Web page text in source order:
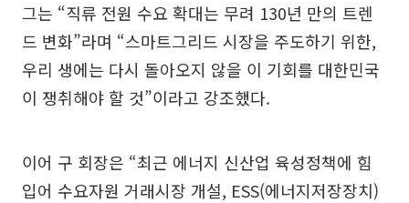
그는 “직류 전원 수요 확대는 무려 130년 만의 트렌
드 변화”라며 “스마트그리드 시장을 주도하기 위한,
우리 생에는 다시 돌아오지 않을 이 기회를 대한민국
이 쟁취해야 할 것”이라고 강조했다.
이어 구 회장은 “최근 에너지 신산업 육성정책에 힘
입어 수요자원 거래시장 개설, ESS(에너지저장장치)